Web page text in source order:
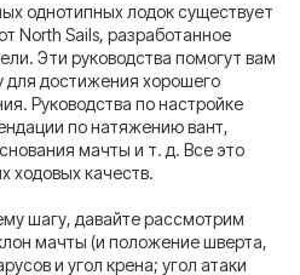
однотипных лодок существует
North Sails, разработанное
Эти руководства помогут вам
для достижения хорошего
Руководства по настройке
по натяжению вант,
мачты и т. д. Все это
ходовых качеств.
шагу, давайте рассмотрим
мачты (и положение шверта,
и угол крена; угол атаки